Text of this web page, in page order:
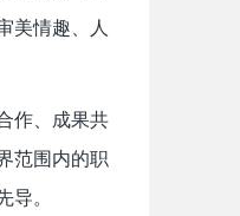
美情趣、人
作、成果共
范围内的职
导。